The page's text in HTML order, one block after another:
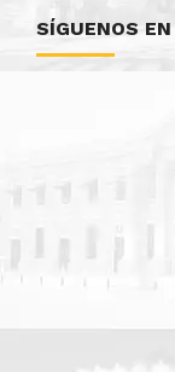
SÍGUENOS